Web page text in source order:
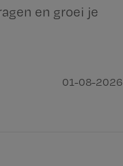
en groei je
01-08-2026